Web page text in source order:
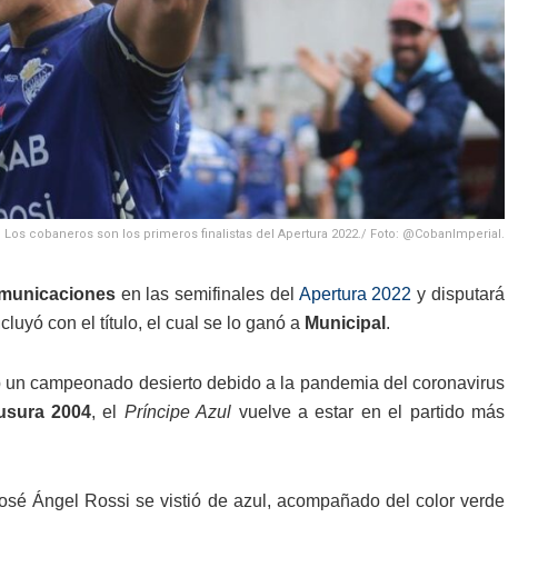
Los cobaneros son los primeros finalistas del Apertura 2022./ Foto: @CobanImperial.
en las semifinales del Apertura 2022 y disputará
con el título, el cual se lo ganó a Municipal .
campeonado desierto debido a la pandemia del coronavirus
2004, el Príncipe Azul vuelve a estar en el partido más
Ángel Rossi se vistió de azul, acompañado del color verde